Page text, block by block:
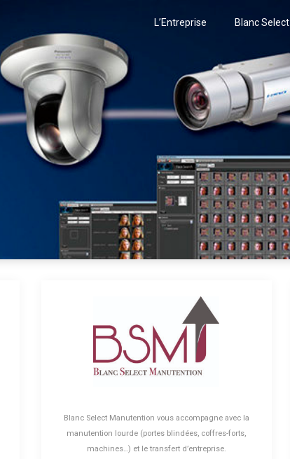
L’Entreprise Blanc Select
Blanc Select Manutention vous accompagne avec la
manutention lourde (portes blindées, coffres-forts,
machines…) et le transfert d’entreprise.